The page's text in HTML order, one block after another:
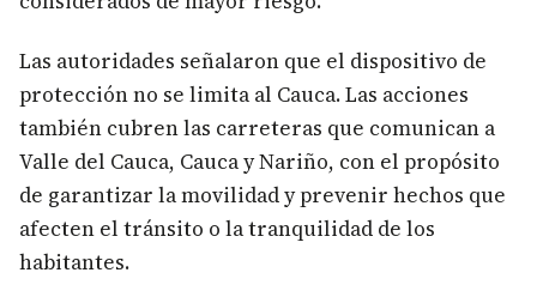
Las autoridades señalaron que el dispositivo de
protección no se limita al Cauca. Las acciones
también cubren las carreteras que comunican a
Valle del Cauca, Cauca y Nariño, con el propósito
de garantizar la movilidad y prevenir hechos que
afecten el tránsito o la tranquilidad de los
habitantes.